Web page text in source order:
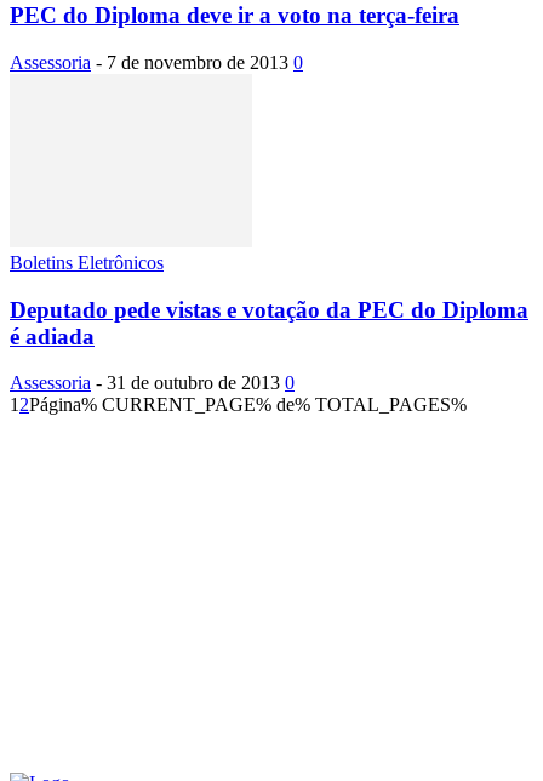
PEC do Diploma deve ir a voto na terça-feira
Assessoria - 7 de novembro de 2013 0
Boletins Eletrônicos
Deputado pede vistas e votação da PEC do Diploma
é adiada
Assessoria - 31 de outubro de 2013 0
1 2Página% CURRENT_PAGE% de% TOTAL_PAGES%